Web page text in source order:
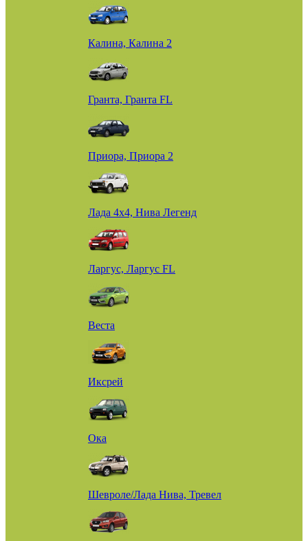
Калина, Калина 2
Гранта, Гранта FL
Приора, Приора 2
Лада 4х4, Нива Легенд
Ларгус, Ларгус FL
Веста
Иксрей
Ока
Шевроле/Лада Нива, Тревел